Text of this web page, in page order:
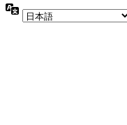
言
語